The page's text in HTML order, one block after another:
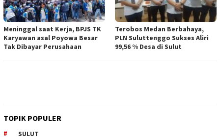
Meninggal saat Kerja, BPJS TK
Karyawan asal Poyowa Besar
Tak Dibayar Perusahaan
Terobos Medan Berbahaya,
PLN Suluttenggo Sukses Aliri
99,56 % Desa di Sulut
TOPIK POPULER
SULUT